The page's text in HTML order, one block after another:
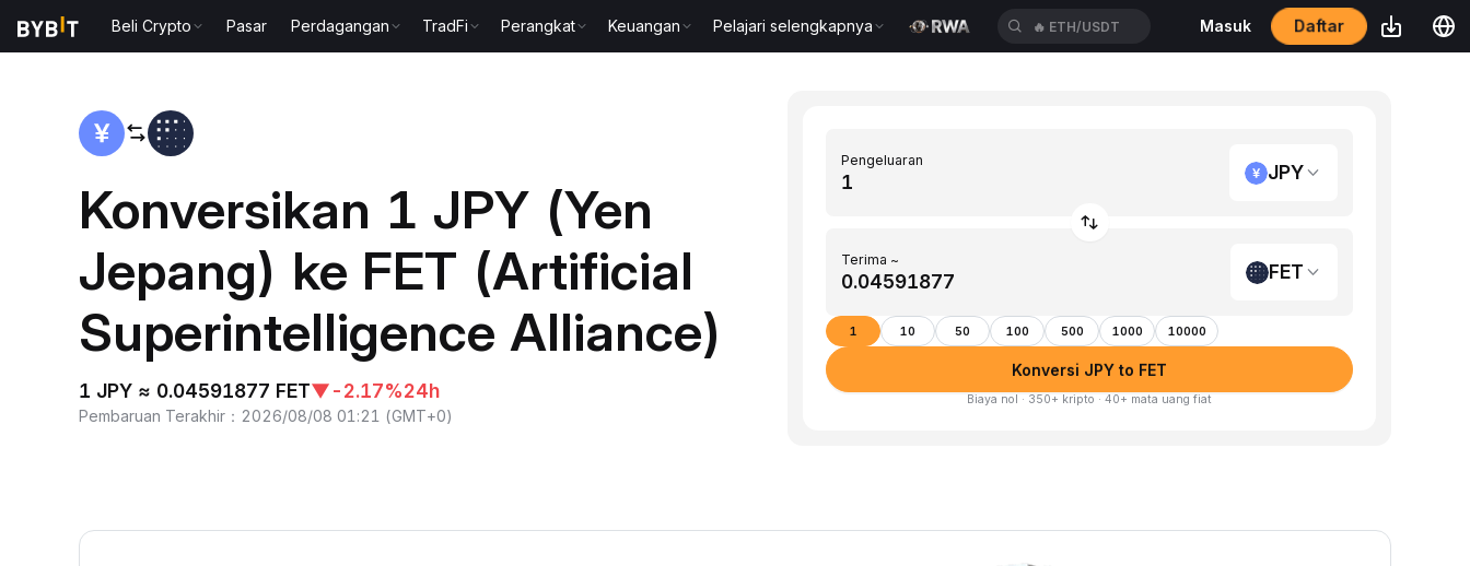
Beli Crypto Pasar Perdagangan TradFi Perangkat Keuangan Pelajari selengkapnya 🔥 ETH/USDT Masuk Daftar
Konversikan 1 JPY (Yen
Jepang) ke FET (Artificial
Superintelligence Alliance)
1 JPY ≈ 0.04591877 FET▼-2.17%24h
Pembaruan Terakhir ： 2026/08/08 01:21 (GMT+0)
Pengeluaran
JPY
Terima ~
FET
1 10 50 100 500 1000 10000
Konversi JPY to FET
Biaya nol · 350+ kripto · 40+ mata uang fiat